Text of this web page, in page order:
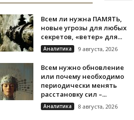
Всем ли нужна ПАМЯТЬ,
новые угрозы для любых
секретов, «ветер» для...
Аналитика 9 августа, 2026
Всем нужно обновление
или почему необходимо
периодически менять
расстановку сил –...
Аналитика 8 августа, 2026